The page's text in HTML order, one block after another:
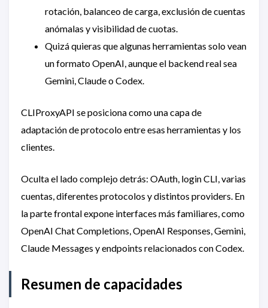
rotación, balanceo de carga, exclusión de cuentas
anómalas y visibilidad de cuotas.
Quizá quieras que algunas herramientas solo vean
un formato OpenAI, aunque el backend real sea
Gemini, Claude o Codex.
CLIProxyAPI se posiciona como una capa de
adaptación de protocolo entre esas herramientas y los
clientes.
Oculta el lado complejo detrás: OAuth, login CLI, varias
cuentas, diferentes protocolos y distintos providers. En
la parte frontal expone interfaces más familiares, como
OpenAI Chat Completions, OpenAI Responses, Gemini,
Claude Messages y endpoints relacionados con Codex.
Resumen de capacidades